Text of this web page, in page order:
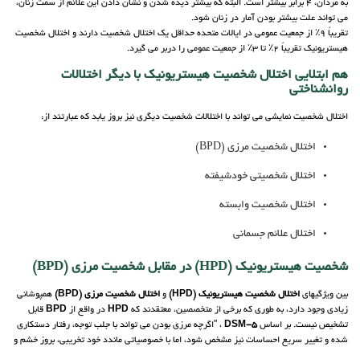
به مردان، 4 برابر بیشتر است. البته که بیشتر دیده شدن و نشان دادن این علائم از سمت زنان،
می تواند علت بیشتر بودن آمار در زنان شود.
تقریباً 9٪ از جمعیت عمومی در ایالات متحده حداقل یک اختلال شخصیت دارند و اختلال شخصیت
هیستریونیک تقریباً 2٪ تا 3٪ از جمعیت عمومی را دربر می گیرد.
هم ابتلایی اختلال شخصیت هیستریونیک با دیگر اختلالات
روانشناختی
اختلال شخصیت نمایشی می تواند با اختلالات شخصیت دیگری نیز بروز یابد که عبارتند از:
اختلال شخصیت مرزی (BPD)
اختلال شخصیتی خودشیفته
اختلال شخصیت وابسته
اختلال علائم جسمانی
شخصیت هیستریونیک (HPD) در مقابل شخصیت مرزی (BPD)
بین ویژگیهای اختلال شخصیت هیستریونیک (HPD) و اختلال شخصیت مرزی (BPD)
همپوشانی
زیادی وجود دارد، به طوری که برخی از متخصصین، معتقدند که HPD در واقع از BPD قابل
تشخیص نیست. بر اساسDSM-5 ، "اگرچه مرزی بودن می تواند با جلب توجه، رفتار دستکاری
شده و تغییر سریع احساسات نیز مشخص شود، اما با خصوصیاتی ماندد خود تخریبی، بروز خشم و